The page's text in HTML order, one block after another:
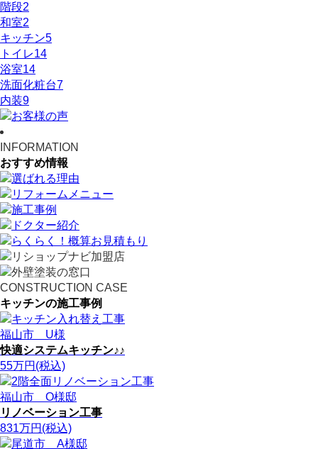
階段2
和室2
キッチン5
トイレ14
浴室14
洗面化粧台7
内装9
INFORMATION
おすすめ情報
CONSTRUCTION CASE
キッチンの施工事例
福山市 U様
快適システムキッチン♪♪
55万円(税込)
福山市 O様邸
リノベーション工事
831万円(税込)